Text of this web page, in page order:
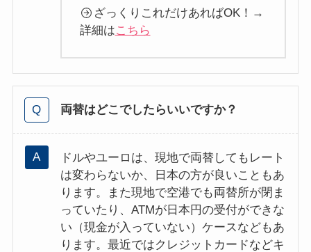
ざっくりこれだけあればOK！→
詳細はこちら
両替はどこでしたらいいですか？
ドルやユーロは、現地で両替してもレート
は変わらないか、日本の方が良いこともあ
ります。また現地で空港でも両替所が閉ま
っていたり、ATMが日本円の受付ができな
い（現金が入っていない）ケースなどもあ
ります。最近ではクレジットカードなどキ